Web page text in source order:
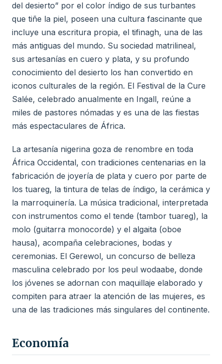
del desierto” por el color índigo de sus turbantes
que tiñe la piel, poseen una cultura fascinante que
incluye una escritura propia, el tifinagh, una de las
más antiguas del mundo. Su sociedad matrilineal,
sus artesanías en cuero y plata, y su profundo
conocimiento del desierto los han convertido en
iconos culturales de la región. El Festival de la Cure
Salée, celebrado anualmente en Ingall, reúne a
miles de pastores nómadas y es una de las fiestas
más espectaculares de África.
La artesanía nigerina goza de renombre en toda
África Occidental, con tradiciones centenarias en la
fabricación de joyería de plata y cuero por parte de
los tuareg, la tintura de telas de índigo, la cerámica y
la marroquinería. La música tradicional, interpretada
con instrumentos como el tende (tambor tuareg), la
molo (guitarra monocorde) y el algaita (oboe
hausa), acompaña celebraciones, bodas y
ceremonias. El Gerewol, un concurso de belleza
masculina celebrado por los peul wodaabe, donde
los jóvenes se adornan con maquillaje elaborado y
compiten para atraer la atención de las mujeres, es
una de las tradiciones más singulares del continente.
Economía